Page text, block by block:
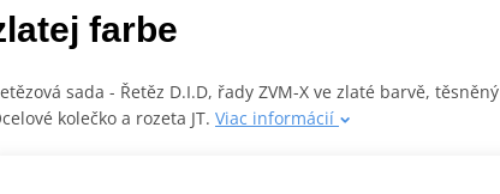
farbe
sada - Řetěz D.I.D, řady ZVM-X ve zlaté barvě,
kolečko a rozeta JT. Viac informácií